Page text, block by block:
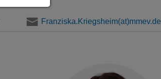
Franziska.Kriegsheim(at)mmev.de